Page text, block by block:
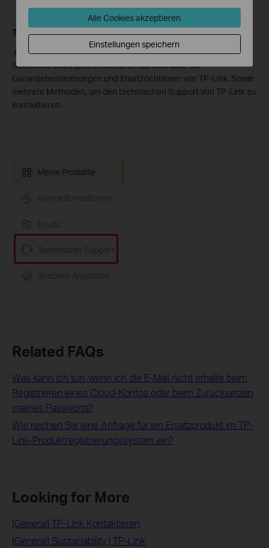
Technischer Support:
Artikel, Anleitungen und Videos aus der Wissensdatenbank zur
Selbsthilfe anzeigen. Informieren Sie sich über die
Garantiebestimmungen und Ersatzrichtlinien von TP-Link. Sowie
mehrere Methoden, um den technischen Support von TP-Link zu
kontaktieren.
Related FAQs
Was kann ich tun, wenn ich die E-Mail nicht erhalte beim
Registrieren eines Cloud-Kontos oder beim Zurücksetzen
meines Passworts?
Wie reichen Sie eine Anfrage für ein Ersatzprodukt im TP-
Link-Produktregistrierungssystem ein?
Looking for More
[General] TP-Link Kontaktieren
[General] Sustainability | TP-Link
Alle Cookies akzeptieren
Einstellungen speichern